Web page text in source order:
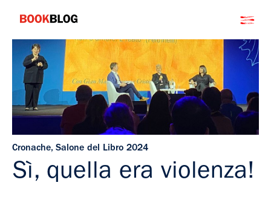
contenuto
Bookblog
Cronache, Salone del Libro 2024
Sì, quella era violenza!